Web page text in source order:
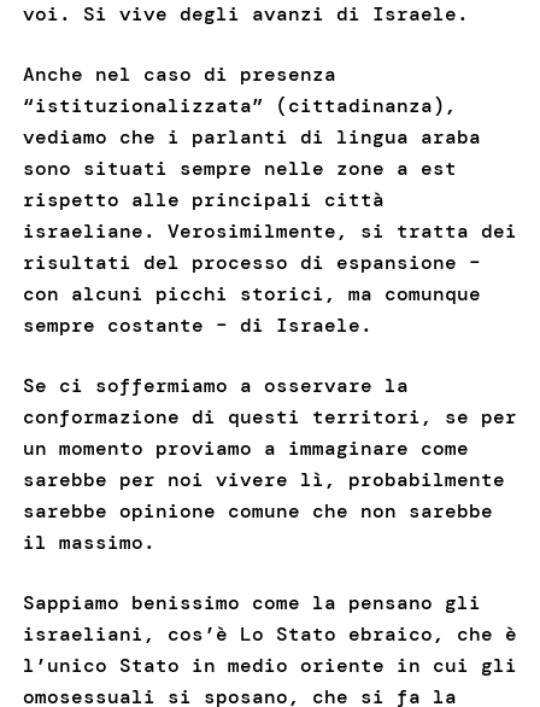
voi. Si vive degli avanzi di Israele.
Anche nel caso di presenza
“istituzionalizzata” (cittadinanza),
vediamo che i parlanti di lingua araba
sono situati sempre nelle zone a est
rispetto alle principali città
israeliane. Verosimilmente, si tratta dei
risultati del processo di espansione –
con alcuni picchi storici, ma comunque
sempre costante – di Israele.
Se ci soffermiamo a osservare la
conformazione di questi territori, se per
un momento proviamo a immaginare come
sarebbe per noi vivere lì, probabilmente
sarebbe opinione comune che non sarebbe
il massimo.
Sappiamo benissimo come la pensano gli
israeliani, cos’è Lo Stato ebraico, che è
l’unico Stato in medio oriente in cui gli
omosessuali si sposano, che si fa la